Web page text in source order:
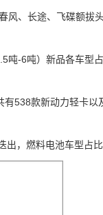
长途、飞碟额拔头
-6吨）新品各车型
款新动力轻卡以
，燃料电池车型占比